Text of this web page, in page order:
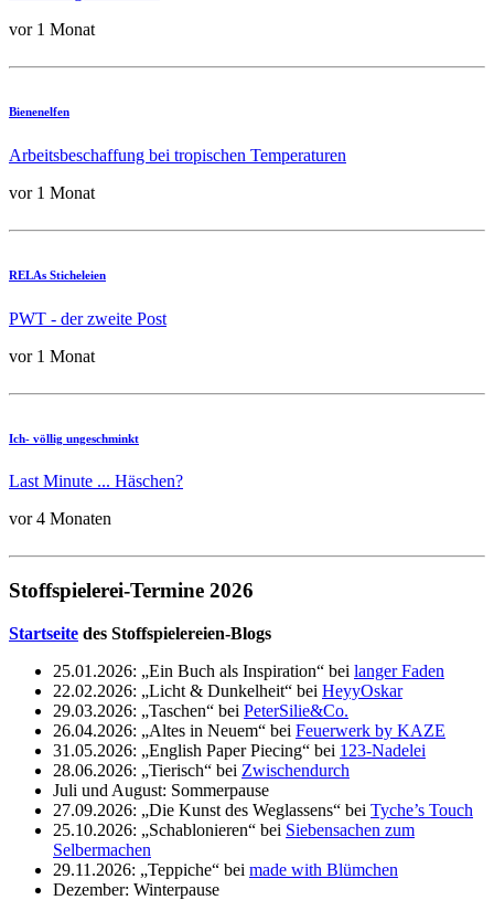
vor 1 Monat
Bienenelfen
Arbeitsbeschaffung bei tropischen Temperaturen
vor 1 Monat
RELAs Sticheleien
PWT - der zweite Post
vor 1 Monat
Ich- völlig ungeschminkt
Last Minute ... Häschen?
vor 4 Monaten
Stoffspielerei-Termine 2026
Startseite des Stoffspielereien-Blogs
25.01.2026: „Ein Buch als Inspiration“ bei langer Faden
22.02.2026: „Licht & Dunkelheit“ bei HeyyOskar
29.03.2026: „Taschen“ bei PeterSilie&Co.
26.04.2026: „Altes in Neuem“ bei Feuerwerk by KAZE
31.05.2026: „English Paper Piecing“ bei 123-Nadelei
28.06.2026: „Tierisch“ bei Zwischendurch
Juli und August: Sommerpause
27.09.2026: „Die Kunst des Weglassens“ bei Tyche’s Touch
25.10.2026: „Schablonieren“ bei Siebensachen zum
Selbermachen
29.11.2026: „Teppiche“ bei made with Blümchen
Dezember: Winterpause